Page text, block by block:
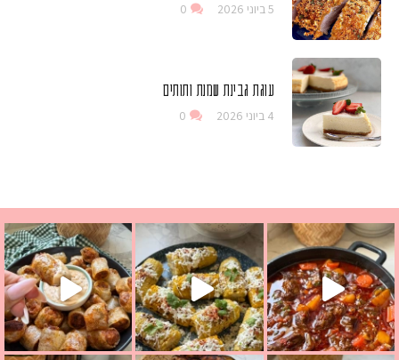
5 ביוני 2026 0
עוגת גבינת שמנת ותותים
4 ביוני 2026 0
בולגרית מעודנת מ
פרגיות קריספיים ממכרים שמכינים בכמה דקות עב
לתשעת הימים, חשבתי מה לחדש לכם ונראה